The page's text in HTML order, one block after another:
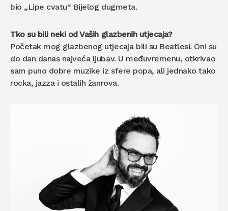
bio „Lipe cvatu“ Bijelog dugmeta.
Tko su bili neki od Vaših glazbenih utjecaja?
Početak mog glazbenog utjecaja bili su Beatlesi. Oni su
do dan danas najveća ljubav. U međuvremenu, otkrivao
sam puno dobre muzike iz sfere popa, ali jednako tako
rocka, jazza i ostalih žanrova.